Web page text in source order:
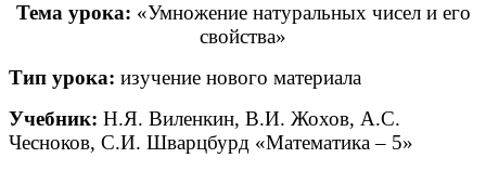
Тема урока: «Умножение натуральных чисел и его
свойства»
Тип урока: изучение нового материала
Учебник: Н.Я. Виленкин, В.И. Жохов, А.С.
Чесноков, С.И. Шварцбурд «Математика – 5»